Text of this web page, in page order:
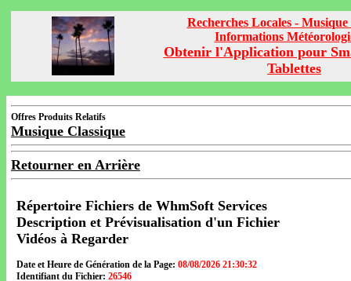
Recherches Locales - Musique
Informations
Obtenir l'Application pour
Tablettes
Offres Produits Relatifs
Musique Classique
Retourner en Arrière
Répertoire Fichiers de WhmSoft Services
Description et Prévisualisation d'un Fichier
Vidéos à Regarder
Date et Heure de Génération de la Page: 08/08/2026 21:30:32
Identifiant du Fichier: 26546